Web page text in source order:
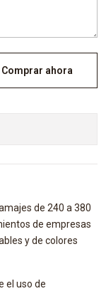
Comprar ahora
de 240 a 380
de empresas
y de colores
el uso de